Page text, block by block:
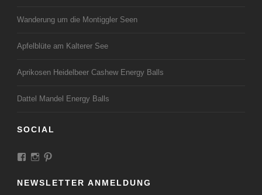
Wanderung um die Montiggler Seen
Apfelblüte am Kalterer See
Aprikosen Heidelbeer Cashew Energy Balls
Dattel Mandel Energy Balls
SOCIAL
Profil
auf
Profil
auf auf
NEWSLETTER ANMELDUNG